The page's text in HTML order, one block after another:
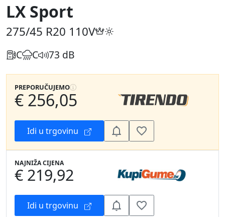
LX Sport
275/45 R20 110V
C C 73 dB
PREPORUČUJEMO
€ 256,05
Idi u trgovinu
NAJNIŽA CIJENA
€ 219,92
Idi u trgovinu